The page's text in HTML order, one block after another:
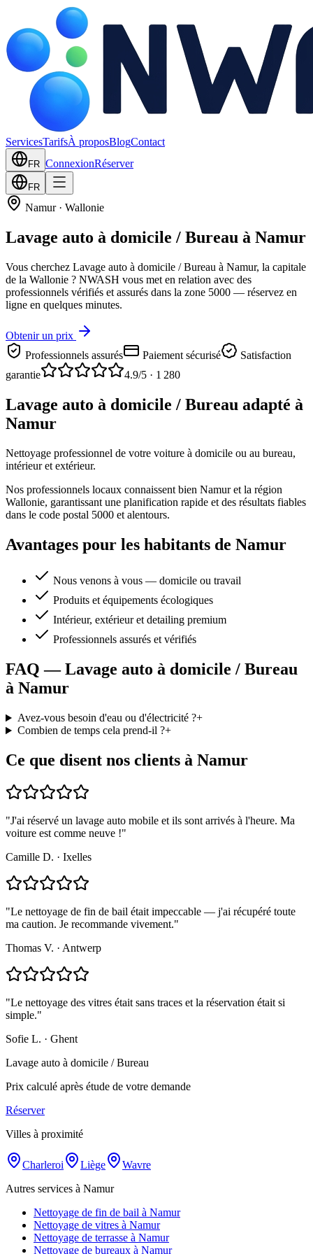
ServicesTarifsÀ proposBlogContact
FR ConnexionRéserver
FR
Namur· Wallonie
Lavage auto à domicile / Bureau à Namur
Vous cherchez Lavage auto à domicile / Bureau à Namur, la capitale
de la Wallonie ? NWASH vous met en relation avec des
professionnels vérifiés et assurés dans la zone 5000 — réservez en
ligne en quelques minutes.
Obtenir un prix
Professionnels assurés
Paiement sécurisé
Satisfaction
garantie
4.9/5 · 1 280
Lavage auto à domicile / Bureau adapté à
Namur
Nettoyage professionnel de votre voiture à domicile ou au bureau,
intérieur et extérieur.
Nos professionnels locaux connaissent bien Namur et la région
Wallonie, garantissant une planification rapide et des résultats fiables
dans le code postal 5000 et alentours.
Avantages pour les habitants de Namur
Nous venons à vous — domicile ou travail
Produits et équipements écologiques
Intérieur, extérieur et detailing premium
Professionnels assurés et vérifiés
FAQ — Lavage auto à domicile / Bureau
à Namur
Avez-vous besoin d'eau ou d'électricité ?+
Combien de temps cela prend-il ?+
Ce que disent nos clients à Namur
"J'ai réservé un lavage auto mobile et ils sont arrivés à l'heure. Ma
voiture est comme neuve !"
Camille D. · Ixelles
"Le nettoyage de fin de bail était impeccable — j'ai récupéré toute
ma caution. Je recommande vivement."
Thomas V. · Antwerp
"Le nettoyage des vitres était sans traces et la réservation était si
simple."
Sofie L. · Ghent
Lavage auto à domicile / Bureau
Prix calculé après étude de votre demande
Réserver
Villes à proximité
Charleroi Liège
Wavre
Autres services à Namur
Nettoyage de fin de bail à Namur
Nettoyage de vitres à Namur
Nettoyage de terrasse à Namur
Nettoyage de bureaux à Namur